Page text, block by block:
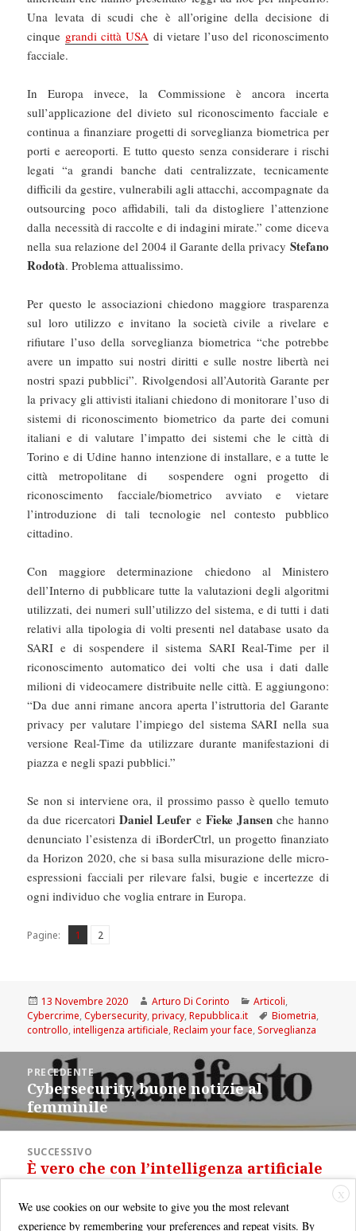
Una levata di scudi che è all’origine della decisione di
cinque grandi città USA di vietare l’uso del riconoscimento
facciale.
In Europa invece, la Commissione è ancora incerta
sull’applicazione del divieto sul riconoscimento facciale e
continua a finanziare progetti di sorveglianza biometrica per
porti e aereoporti. E tutto questo senza considerare i rischi
legati “a grandi banche dati centralizzate, tecnicamente
difficili da gestire, vulnerabili agli attacchi, accompagnate da
outsourcing poco affidabili, tali da distogliere l’attenzione
dalla necessità di raccolte e di indagini mirate.” come diceva
nella sua relazione del 2004 il Garante della privacy Stefano
Rodotà. Problema attualissimo.
Per questo le associazioni chiedono maggiore trasparenza
sul loro utilizzo e invitano la società civile a rivelare e
rifiutare l’uso della sorveglianza biometrica “che potrebbe
avere un impatto sui nostri diritti e sulle nostre libertà nei
nostri spazi pubblici”. Rivolgendosi all’Autorità Garante per
la privacy gli attivisti italiani chiedono di monitorare l’uso di
sistemi di riconoscimento biometrico da parte dei comuni
italiani e di valutare l’impatto dei sistemi che le città di
Torino e di Udine hanno intenzione di installare, e a tutte le
città metropolitane di sospendere ogni progetto di
riconoscimento facciale/biometrico avviato e vietare
l’introduzione di tali tecnologie nel contesto pubblico
cittadino.
Con maggiore determinazione chiedono al Ministero
dell’Interno di pubblicare tutte la valutazioni degli algoritmi
utilizzati, dei numeri sull’utilizzo del sistema, e di tutti i dati
relativi alla tipologia di volti presenti nel database usato da
SARI e di sospendere il sistema SARI Real-Time per il
riconoscimento automatico dei volti che usa i dati dalle
milioni di videocamere distribuite nelle città. E aggiungono:
“Da due anni rimane ancora aperta l’istruttoria del Garante
privacy per valutare l’impiego del sistema SARI nella sua
versione Real-Time da utilizzare durante manifestazioni di
piazza e negli spazi pubblici.”
Se non si interviene ora, il prossimo passo è quello temuto
da due ricercatoriDaniel Leufer e Fieke Jansenche hanno
denunciato l’esistenza di iBorderCtrl, un progetto finanziato
da Horizon 2020, che si basa sulla misurazione delle micro-
espressioni facciali per rilevare falsi, bugie e incertezze di
ogni individuo che voglia entrare in Europa.
Pagine: Pagina
1 ,
Pagina
2
Scritto
il
13 Novembre 2020 Autore
Arturo Di Corinto Categorie
Articoli,
Cybercrime,Cybersecurity,privacy,Repubblica.it Tag
Biometria,
controllo,intelligenza artificiale,Reclaim your face,Sorveglianza
Navigazione
articoliPRECEDENTE
Articolo
precedente:
Cybersecurity, buone notizie al
femminile
SUCCESSIVO
Articolo
È vero che con l’intelligenza artificiale
X
We use cookies on our website to give you the most relevant
experience by remembering your preferences and repeat visits. By